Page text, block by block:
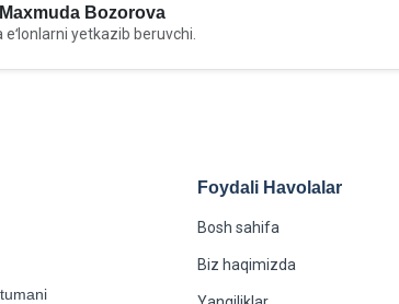
Maxmuda Bozorova
yetkazib beruvchi.
Foydali Havolalar
Bosh sahifa
Biz haqimizda